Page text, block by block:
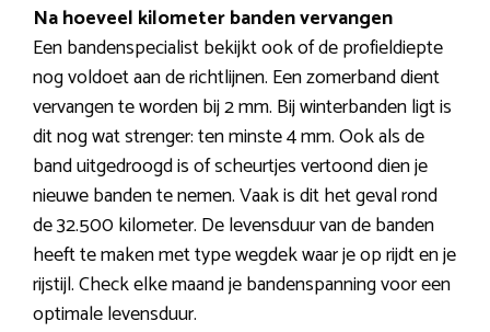
Na hoeveel kilometer banden vervangen
Een bandenspecialist bekijkt ook of de profieldiepte
nog voldoet aan de richtlijnen. Een zomerband dient
vervangen te worden bij 2 mm. Bij winterbanden ligt is
dit nog wat strenger: ten minste 4 mm. Ook als de
band uitgedroogd is of scheurtjes vertoond dien je
nieuwe banden te nemen. Vaak is dit het geval rond
de 32.500 kilometer. De levensduur van de banden
heeft te maken met type wegdek waar je op rijdt en je
rijstijl. Check elke maand je bandenspanning voor een
optimale levensduur.